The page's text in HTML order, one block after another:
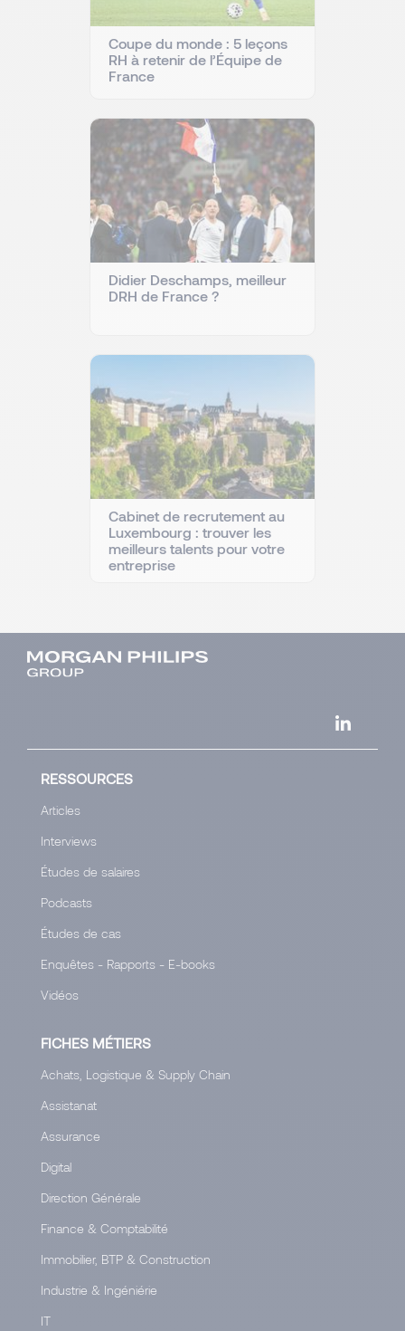
Coupe du monde : 5 leçons
RH à retenir de l’Équipe de
France
Didier Deschamps, meilleur
DRH de France ?
Cabinet de recrutement au
Luxembourg : trouver les
meilleurs talents pour votre
entreprise
RESSOURCES
Articles
Interviews
Études de salaires
Podcasts
Études de cas
Enquêtes - Rapports - E-books
Vidéos
FICHES MÉTIERS
Achats, Logistique & Supply Chain
Assistanat
Assurance
Digital
Direction Générale
Finance & Comptabilité
Immobilier, BTP & Construction
Industrie & Ingéniérie
IT